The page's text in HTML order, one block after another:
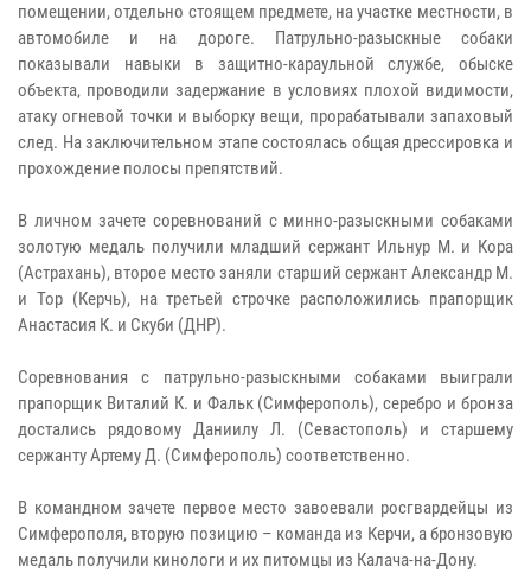
помещении, отдельно стоящем предмете, на участке местности, в
автомобиле и на дороге. Патрульно-разыскные собаки
показывали навыки в защитно-караульной службе, обыске
объекта, проводили задержание в условиях плохой видимости,
атаку огневой точки и выборку вещи, прорабатывали запаховый
след. На заключительном этапе состоялась общая дрессировка и
прохождение полосы препятствий.
В личном зачете соревнований с минно-разыскными собаками
золотую медаль получили младший сержант Ильнур М. и Кора
(Астрахань), второе место заняли старший сержант Александр М.
и Тор (Керчь), на третьей строчке расположились прапорщик
Анастасия К. и Скуби (ДНР).
Соревнования с патрульно-разыскными собаками выиграли
прапорщик Виталий К. и Фальк (Симферополь), серебро и бронза
достались рядовому Даниилу Л. (Севастополь) и старшему
сержанту Артему Д. (Симферополь) соответственно.
В командном зачете первое место завоевали росгвардейцы из
Симферополя, вторую позицию – команда из Керчи, а бронзовую
медаль получили кинологи и их питомцы из Калача-на-Дону.